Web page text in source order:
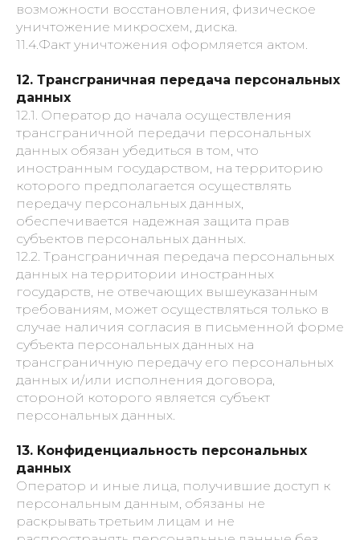
возможности восстановления, физическое
уничтожение микросхем, диска.
11.4.Факт уничтожения оформляется актом.
12. Трансграничная передача персональных
данных
12.1. Оператор до начала осуществления
трансграничной передачи персональных
данных обязан убедиться в том, что
иностранным государством, на территорию
которого предполагается осуществлять
передачу персональных данных,
обеспечивается надежная защита прав
субъектов персональных данных.
12.2. Трансграничная передача персональных
данных на территории иностранных
государств, не отвечающих вышеуказанным
требованиям, может осуществляться только в
случае наличия согласия в письменной форме
субъекта персональных данных на
трансграничную передачу его персональных
данных и/или исполнения договора,
стороной которого является субъект
персональных данных.
13. Конфиденциальность персональных
данных
Оператор и иные лица, получившие доступ к
персональным данным, обязаны не
раскрывать третьим лицам и не